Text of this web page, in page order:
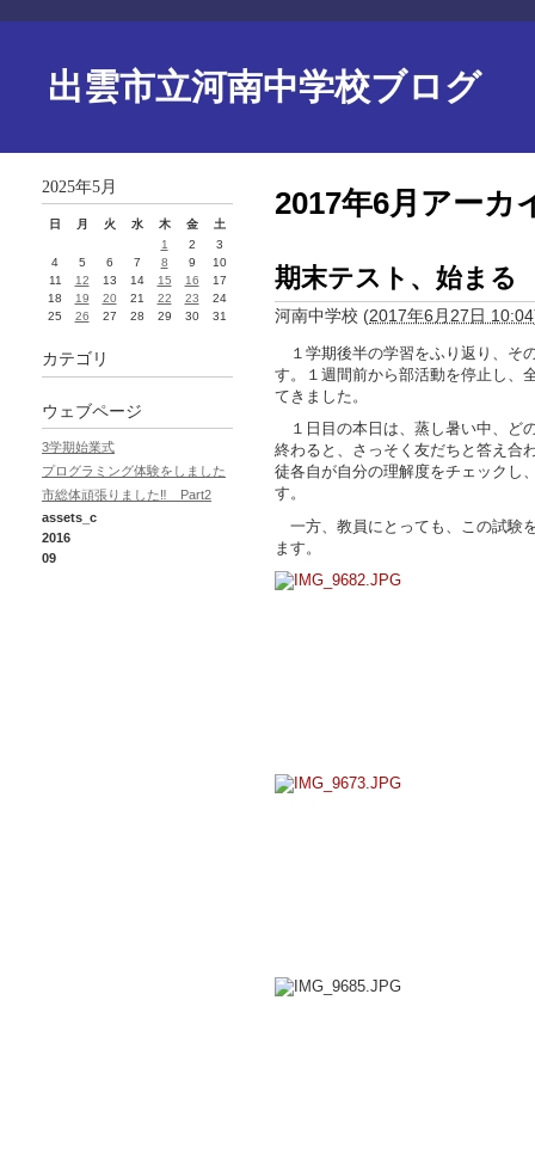
出雲市立河南中学校ブログ
2017年6月アーカ
期末テスト、始まる
河南中学校 (2017年6月27日 10:04
１学期後半の学習をふり返り、そ
す。１週間前から部活動を停止し、
てきました。
１日目の本日は、蒸し暑い中、ど
終わると、さっそく友だちと答え合
徒各自が自分の理解度をチェックし
す。
一方、教員にとっても、この試験
ます。
2025年5月
日 月 火 水 木 金
土
1
2
3
4
5 6 7 8 9
10
11
12 13 14 15 16
17
18
19 20 21 22 23
24
25
26 27 28 29 30 31
カテゴリ
ウェブページ
3学期始業式
プログラミング体験をしました
市総体頑張りました‼ Part2
assets_c
2016
09